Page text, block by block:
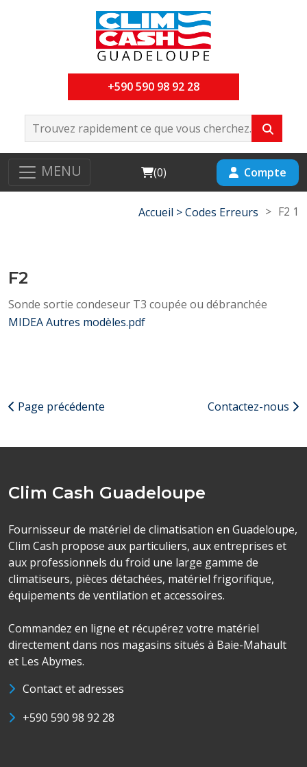
+590 590 98 92 28
MENU Cart
(0) Compte
Accueil >Codes Erreurs > F2 1
F2
Sonde sortie condeseur T3 coupée ou débranchée
MIDEA Autres modèles.pdf
Page précédente Contactez-nous
Clim Cash Guadeloupe
Fournisseur de matériel de climatisation en Guadeloupe,
Clim Cash propose aux particuliers, aux entreprises et
aux professionnels du froid une large gamme de
climatiseurs, pièces détachées, matériel frigorifique,
équipements de ventilation et accessoires.
Commandez en ligne et récupérez votre matériel
directement dans nos magasins situés à Baie-Mahault
et Les Abymes.
Contact et adresses
+590 590 98 92 28